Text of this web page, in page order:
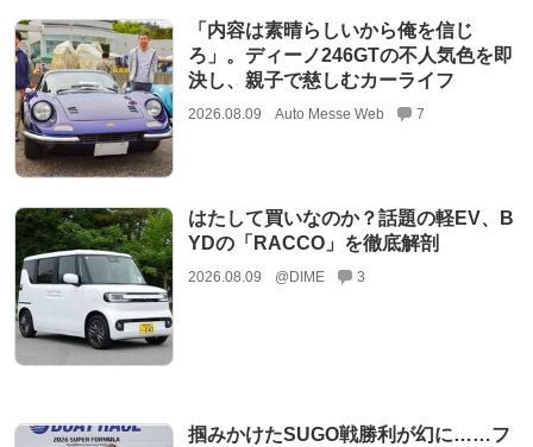
「内容は素晴らしいから俺を信じ
ろ」。ディーノ246GTの不人気色を即
決し、親子で慈しむカーライフ
2026.08.09 Auto Messe Web 7
はたして買いなのか？話題の軽EV、B
YDの「RACCO」を徹底解剖
2026.08.09 @DIME 3
掴みかけたSUGO戦勝利が幻に……フ